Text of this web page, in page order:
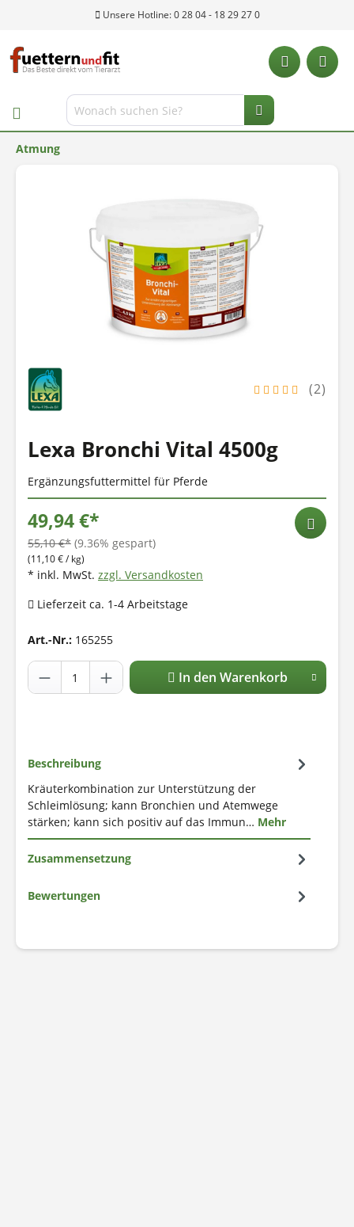
Unsere Hotline: 0 28 04 - 18 29 27 0
Atmung
(2)
Lexa Bronchi Vital 4500g
Ergänzungsfuttermittel für Pferde
49,94 €*
55,10 €* (9.36% gespart)
(11,10 € / kg)
* inkl. MwSt. zzgl. Versandkosten
Lieferzeit ca. 1-4 Arbeitstage
Art.-Nr.: 165255
In den Warenkorb
Beschreibung
Kräuterkombination zur Unterstützung der
Schleimlösung; kann Bronchien und Atemwege
stärken; kann sich positiv auf das Immun… Mehr
Zusammensetzung
Bewertungen